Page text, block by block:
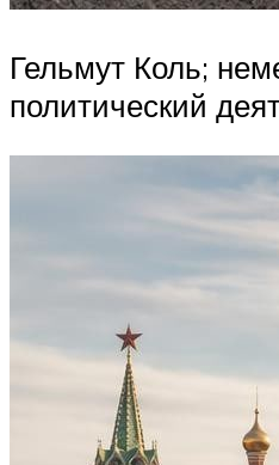
Гельмут Коль;
политический